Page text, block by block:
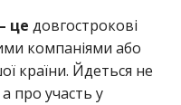
це довгострокові
компаніями або
країни. Йдеться не
про участь у